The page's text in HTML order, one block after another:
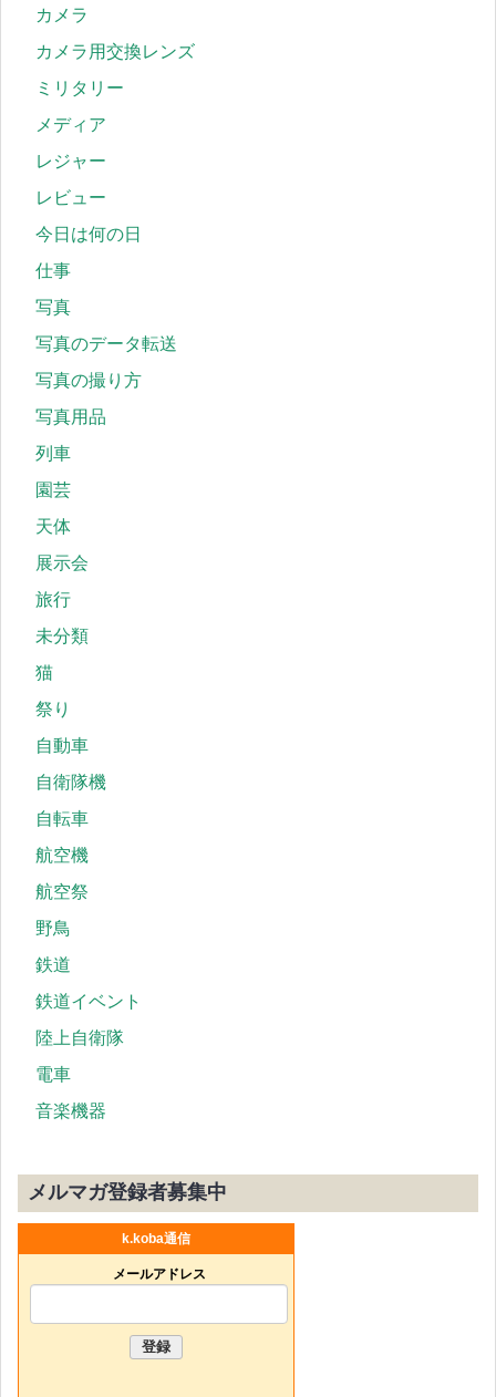
カメラ
カメラ用交換レンズ
ミリタリー
メディア
レジャー
レビュー
今日は何の日
仕事
写真
写真のデータ転送
写真の撮り方
写真用品
列車
園芸
天体
展示会
旅行
未分類
猫
祭り
自動車
自衛隊機
自転車
航空機
航空祭
野鳥
鉄道
鉄道イベント
陸上自衛隊
電車
音楽機器
メルマガ登録者募集中
k.koba通信
メールアドレス